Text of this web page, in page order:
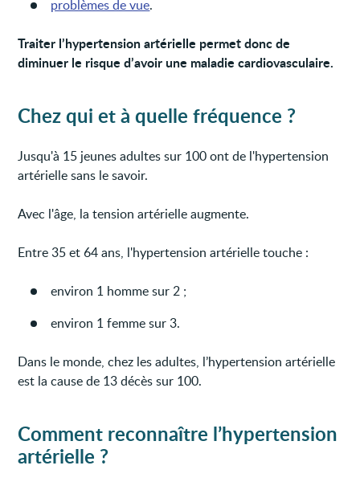
problèmes de vue.
Traiter l’hypertension artérielle permet donc de
diminuer le risque d’avoir une maladie cardiovasculaire.
Chez qui et à quelle fréquence ?
Jusqu'à 15 jeunes adultes sur 100 ont de l'hypertension
artérielle sans le savoir.
Avec l'âge, la tension artérielle augmente.
Entre 35 et 64 ans, l'hypertension artérielle touche :
environ 1 homme sur 2 ;
environ 1 femme sur 3.
Dans le monde, chez les adultes, l’hypertension artérielle
est la cause de 13 décès sur 100.
Comment reconnaître l’hypertension
artérielle ?